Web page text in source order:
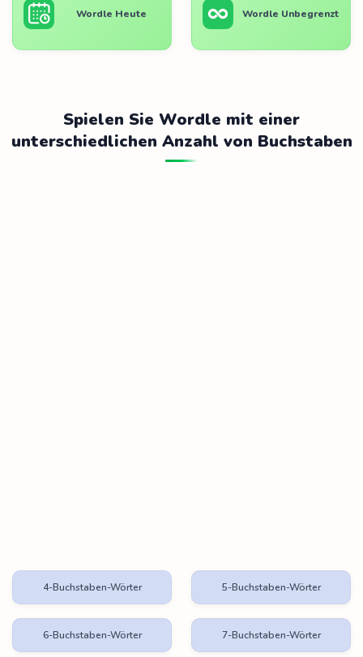
Wordle Heute Wordle Unbegrenzt
Spielen Sie Wordle mit einer
unterschiedlichen Anzahl von Buchstaben
4-Buchstaben-Wörter 5-Buchstaben-Wörter
6-Buchstaben-Wörter 7-Buchstaben-Wörter